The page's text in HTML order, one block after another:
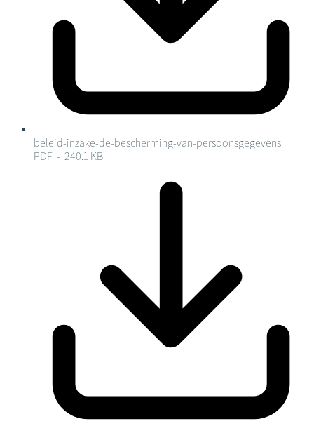
beleid-inzake-de-bescherming-van-persoonsgegevens
PDF - 240.1 KB